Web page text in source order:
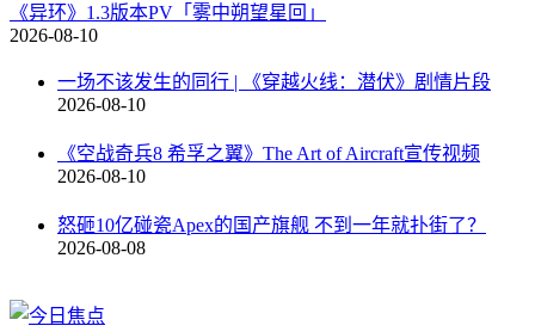
《异环》1.3版本PV「雾中朔望星回」
2026-08-10
一场不该发生的同行 | 《穿越火线：潜伏》剧情片段
2026-08-10
《空战奇兵8 希孚之翼》The Art of Aircraft宣传视频
2026-08-10
怒砸10亿碰瓷Apex的国产旗舰 不到一年就扑街了？
2026-08-08